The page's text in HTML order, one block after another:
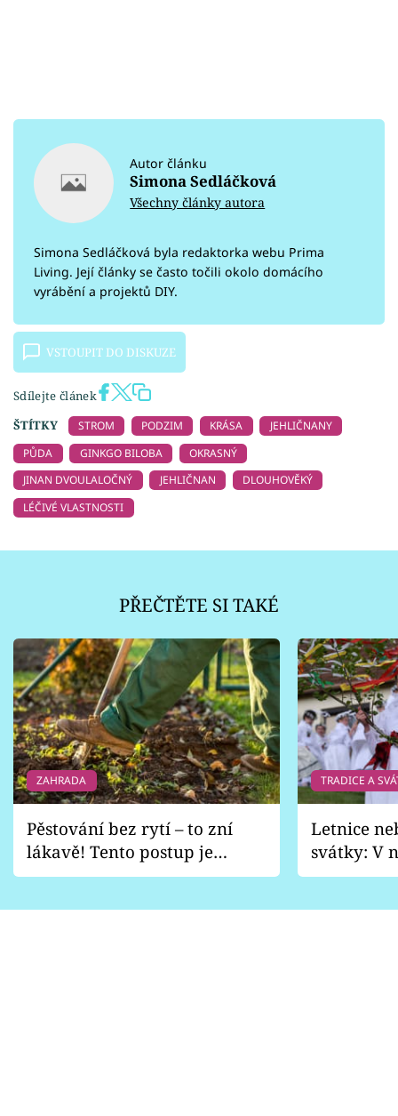
Autor článku
Simona Sedláčková
Všechny články autora
Simona Sedláčková byla redaktorka webu Prima
Living. Její články se často točili okolo domácího
vyrábění a projektů DIY.
VSTOUPIT DO DISKUZE
Sdílejte článek
ŠTÍTKY
STROM PODZIM KRÁSA
JEHLIČNANY
PŮDA
GINKGO BILOBA
OKRASNÝ
JINAN DVOULALOČNÝ
JEHLIČNAN
DLOUHOVĚKÝ
LÉČIVÉ VLASTNOSTI
PŘEČTĚTE SI TAKÉ
ZAHRADA
Pěstování bez rytí – to zní
lákavě! Tento postup je
vhodný jen pro některé
TRADICE A
Letnice
svátky: V
pondělí